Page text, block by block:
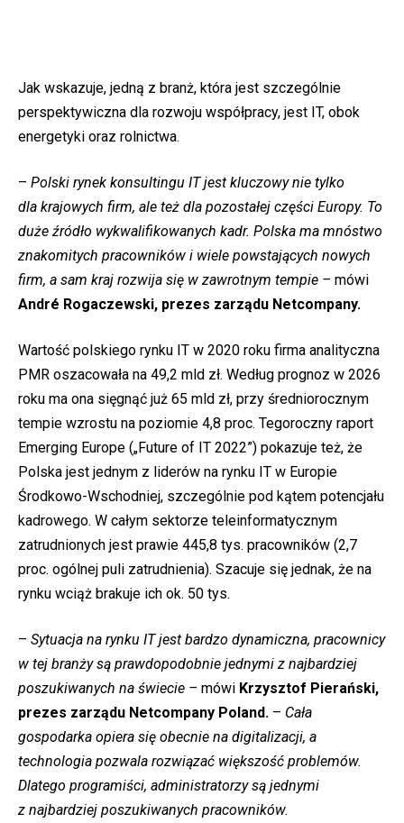
Jak wskazuje, jedną z branż, która jest szczególnie
perspektywiczna dla rozwoju współpracy, jest IT, obok
energetyki oraz rolnictwa.
– Polski rynek konsultingu IT jest kluczowy nie tylko
dla krajowych firm, ale też dla pozostałej części Europy. To
duże źródło wykwalifikowanych kadr. Polska ma mnóstwo
znakomitych pracowników i wiele powstających nowych
firm, a sam kraj rozwija się w zawrotnym tempie – mówi
André Rogaczewski, prezes zarządu Netcompany.
Wartość polskiego rynku IT w 2020 roku firma analityczna
PMR oszacowała na 49,2 mld zł. Według prognoz w 2026
roku ma ona sięgnąć już 65 mld zł, przy średniorocznym
tempie wzrostu na poziomie 4,8 proc. Tegoroczny raport
Emerging Europe („Future of IT 2022”) pokazuje też, że
Polska jest jednym z liderów na rynku IT w Europie
Środkowo-Wschodniej, szczególnie pod kątem potencjału
kadrowego. W całym sektorze teleinformatycznym
zatrudnionych jest prawie 445,8 tys. pracowników (2,7
proc. ogólnej puli zatrudnienia). Szacuje się jednak, że na
rynku wciąż brakuje ich ok. 50 tys.
– Sytuacja na rynku IT jest bardzo dynamiczna, pracownicy
w tej branży są prawdopodobnie jednymi z najbardziej
poszukiwanych na świecie – mówi Krzysztof Pierański,
prezes zarządu Netcompany Poland. – Cała
gospodarka opiera się obecnie na digitalizacji, a
technologia pozwala rozwiązać większość problemów.
Dlatego programiści, administratorzy są jednymi
z najbardziej poszukiwanych pracowników.